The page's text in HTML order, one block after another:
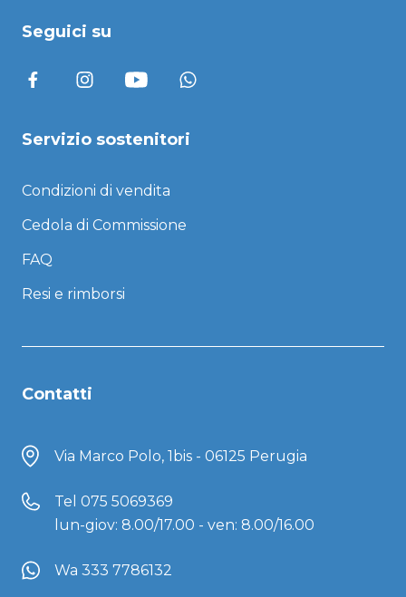
Seguici su
Servizio sostenitori
Condizioni di vendita
Cedola di Commissione
FAQ
Resi e rimborsi
Contatti
Via Marco Polo, 1bis - 06125 Perugia
Tel 075 5069369
lun-giov: 8.00/17.00 - ven: 8.00/16.00
Wa 333 7786132